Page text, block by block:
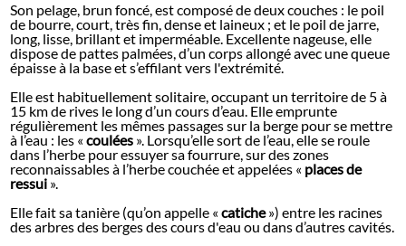
Son pelage, brun foncé, est composé de deux couches : le poil
de bourre, court, très fin, dense et laineux ; et le poil de jarre,
long, lisse, brillant et imperméable. Excellente nageuse, elle
dispose de pattes palmées, d’un corps allongé avec une queue
épaisse à la base et s’effilant vers l'extrémité.
Elle est habituellement solitaire, occupant un territoire de 5 à
15 km de rives le long d’un cours d’eau. Elle emprunte
régulièrement les mêmes passages sur la berge pour se mettre
à l’eau : les «coulées ». Lorsqu’elle sort de l’eau, elle se roule
dans l’herbe pour essuyer sa fourrure, sur des zones
reconnaissables à l’herbe couchée et appelées « places de
ressui ».
Elle fait sa tanière (qu’on appelle «catiche») entre les racines
des arbres des berges des cours d'eau ou dans d’autres cavités.